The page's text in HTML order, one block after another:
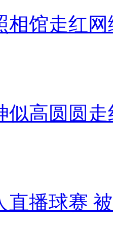
相馆走红网
似高圆圆走
直播球赛